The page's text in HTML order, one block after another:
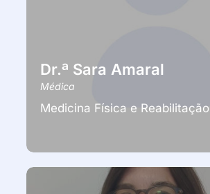
Dr.ª Sara Amaral
Médica
Medicina Física e Reabilitação